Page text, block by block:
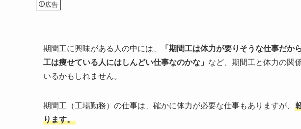
広告
期間工に興味がある人の中には、
「期間工は体力が要りそうな仕事だ
工は痩せている人にはしんどい仕事なのかな」 など、期間工と体力の関
いるかもしれません。
期間工（工場勤務）の仕事は、確かに体力が必要な仕事もありますが、
ります。